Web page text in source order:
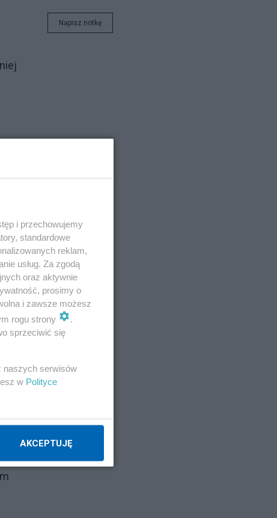
Napisz notkę
i przechowujemy
standardowe
reklam,
usług. Za zgodą
oraz aktywnie
prosimy o
i zawsze możesz
rogu strony
.
sprzeciwić się
naszych serwisów
w Polityce
AKCEPTUJĘ